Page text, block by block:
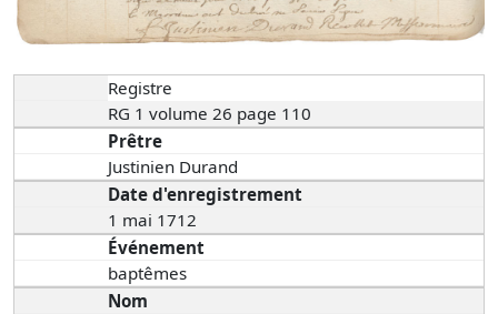
Registre
RG 1 volume 26 page 110
Prêtre
Justinien Durand
Date d'enregistrement
1 mai 1712
Événement
baptêmes
Nom